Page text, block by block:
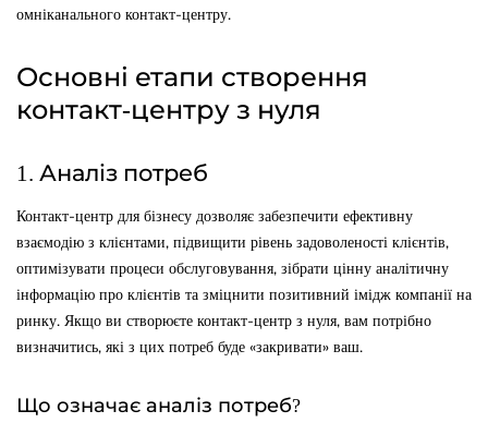
омніканального контакт-центру.
Основні етапи створення
контакт-центру з нуля
1. Аналіз потреб
Контакт-центр для бізнесу дозволяє забезпечити ефективну
взаємодію з клієнтами, підвищити рівень задоволеності клієнтів,
оптимізувати процеси обслуговування, зібрати цінну аналітичну
інформацію про клієнтів та зміцнити позитивний імідж компанії на
ринку. Якщо ви створюєте контакт-центр з нуля, вам потрібно
визначитись, які з цих потреб буде «закривати» ваш.
Що означає аналіз потреб?